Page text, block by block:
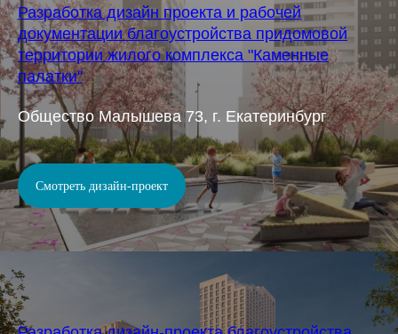
Разработка дизайн проекта и рабочей
документации благоустройства придомовой
территории жилого комплекса "Каменные
палатки"
Общество Малышева 73, г. Екатеринбург
Смотреть дизайн-проект